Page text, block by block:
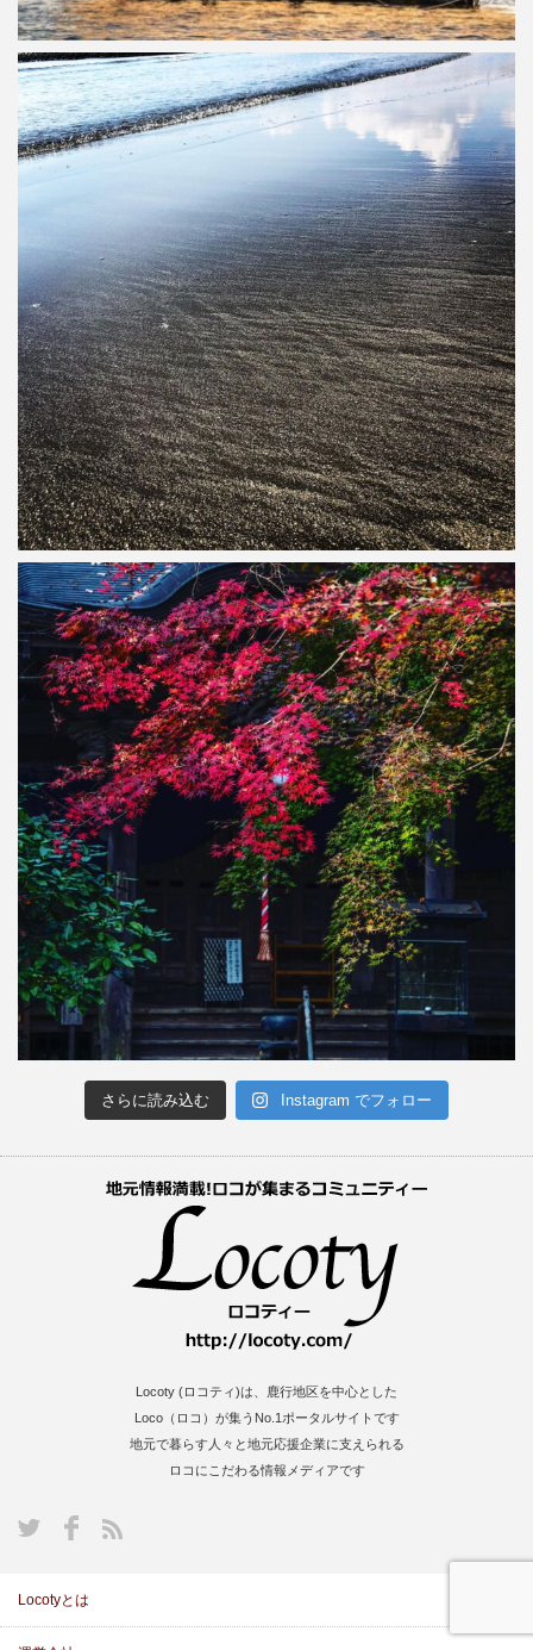
さらに読み込む Instagram でフォロー
Locoty (ロコティ)は、鹿行地区を中心とした
Loco（ロコ）が集うNo.1ポータルサイトです
地元で暮らす人々と地元応援企業に支えられる
ロコにこだわる情報メディアです
Locotyとは